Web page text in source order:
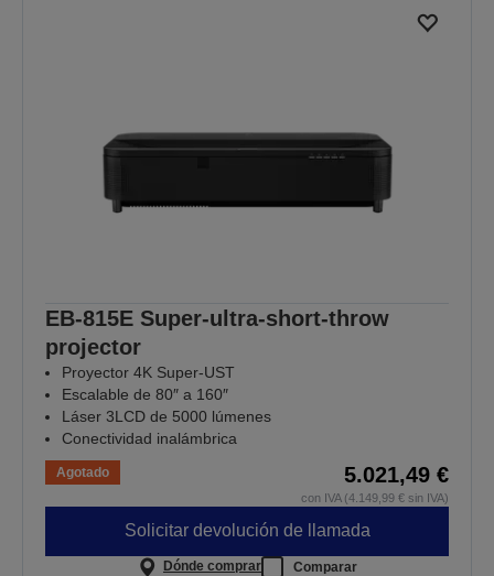
EB-815E Super-ultra-short-throw
projector
Proyector 4K Super-UST
Escalable de 80″ a 160″
Láser 3LCD de 5000 lúmenes
Conectividad inalámbrica
Agotado 5.021,49 €
con IVA (4.149,99 € sin IVA)
Solicitar devolución de llamada
Dónde comprar Comparar